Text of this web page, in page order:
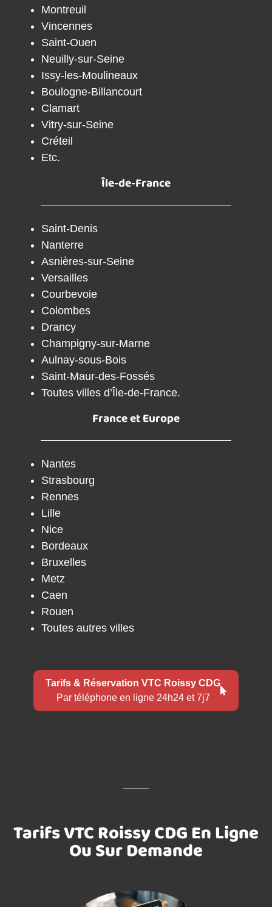
Montreuil
Vincennes
Saint-Ouen
Neuilly-sur-Seine
Issy-les-Moulineaux
Boulogne-Billancourt
Clamart
Vitry-sur-Seine
Créteil
Etc.
Île-de-France
Saint-Denis
Nanterre
Asnières-sur-Seine
Versailles
Courbevoie
Colombes
Drancy
Champigny-sur-Marne
Aulnay-sous-Bois
Saint-Maur-des-Fossés
Toutes villes d’Île-de-France.
France et Europe
Nantes
Strasbourg
Rennes
Lille
Nice
Bordeaux
Bruxelles
Metz
Caen
Rouen
Toutes autres villes
Tarifs & Réservation VTC Roissy CDG
Par téléphone en ligne 24h24 et 7j7
Tarifs VTC Roissy CDG En Ligne
Ou Sur Demande